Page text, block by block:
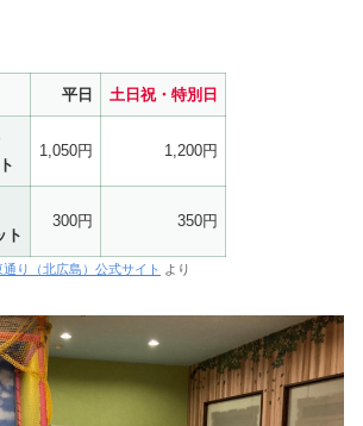
平日 土日祝・特別日
1,050円 1,200円
ト
300円 350円
り（北広島）公式サイト より